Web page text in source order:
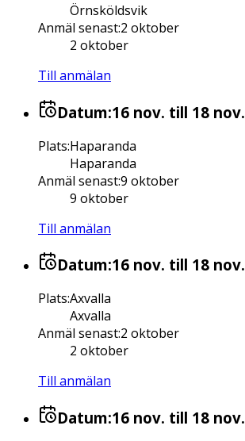
Örnsköldsvik
Anmäl senast:2 oktober
2 oktober
Till anmälan
Datum:16 nov. till 18 nov.
Plats:Haparanda
Haparanda
Anmäl senast:9 oktober
9 oktober
Till anmälan
Datum:16 nov. till 18 nov.
Plats:Axvalla
Axvalla
Anmäl senast:2 oktober
2 oktober
Till anmälan
Datum:16 nov. till 18 nov.